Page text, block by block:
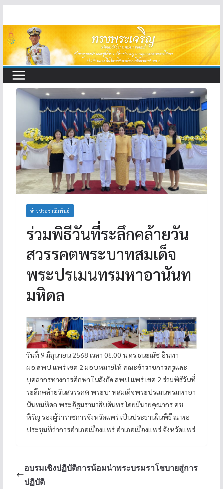
to
content
ข่าวประชาสัมพันธ์
ร่วมพิธีวันที่ระลึกคล้ายวัน
สวรรคตพระบาทสมเด็จ
พระปรเมนทรมหาอานันท
มหิดล
วันที่ 9 มิถุนายน 2568 เวลา 08.00 น.ดร.ธนะณัช อินทา
ผอ.สพป.แพร่ เขต 2 มอบหมายให้ คณะข้าราชการครูและ
บุคลากรทางการศึกษา ในสังกัด สพป.แพร่ เขต 2 ร่วมพิธีวันที่
ระลึกคล้ายวันสวรรคต พระบาทสมเด็จพระปรเมนทรมหาอา
นันทมหิดล พระอัฐมรามาธิบดินทร โดยมีนายคุณากร คช
หิรัญ รองผู้ว่าราชการจังหวัดแพร่ เป็นประธานในพิธี ณ หอ
ประชุมที่ว่าการอำเภอเมืองแพร่ อำเภอเมืองแพร่ จังหวัดแพร่
อบรมเชิงปฏิบัติการน้อมนำพระบรมราโชบายสู่การ
ปฏิบัติ